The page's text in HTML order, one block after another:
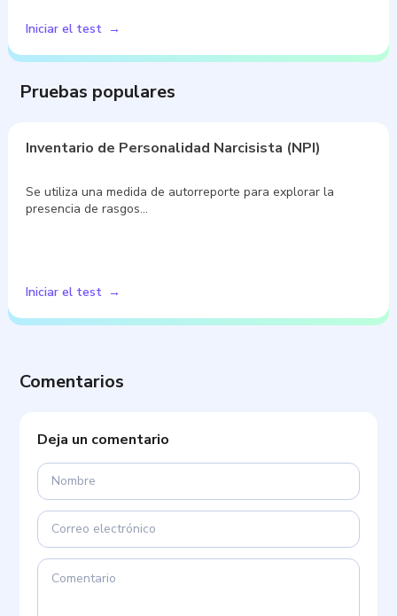
Iniciar el test
Pruebas populares
Inventario de Personalidad Narcisista (NPI)
Se utiliza una medida de autorreporte para explorar la
presencia de rasgos…
Iniciar el test
Comentarios
Deja un comentario